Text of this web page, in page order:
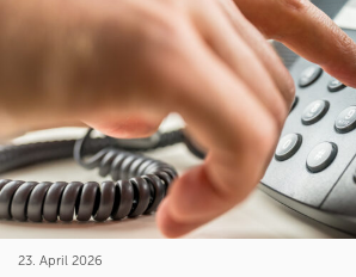
23. April 2026